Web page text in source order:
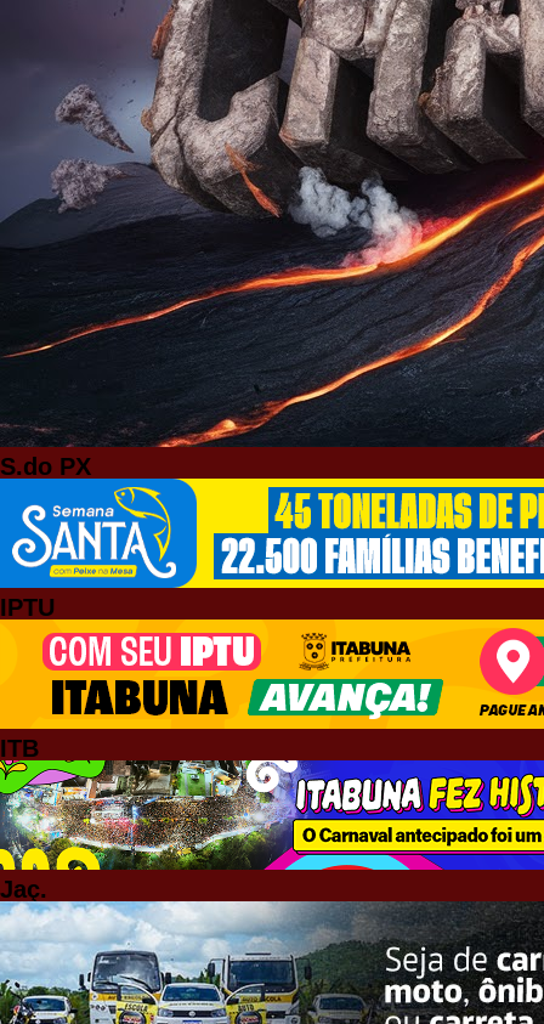
S.do PX
IPTU
ITB
Jaç.